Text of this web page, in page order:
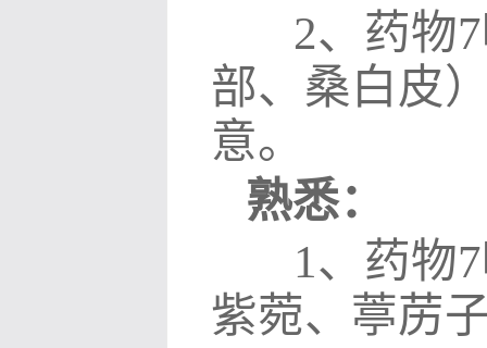
2、药物7
部、桑白皮
意。
熟悉：
1、药物7
紫菀、葶苈